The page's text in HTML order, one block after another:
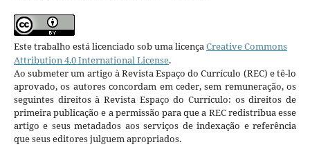
Este trabalho está licenciado sob uma licençaCreative Commons
Attribution 4.0 International License.
Ao submeter um artigo à Revista Espaço do Currículo (REC) e tê-lo
aprovado, os autores concordam em ceder, sem remuneração, os
seguintes direitos à Revista Espaço do Currículo: os direitos de
primeira publicação e a permissão para que a REC redistribua esse
artigo e seus metadados aos serviços de indexação e referência
que seus editores julguem apropriados.